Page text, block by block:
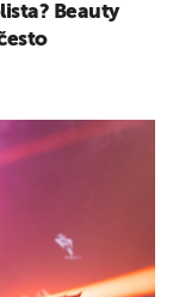
Beauty